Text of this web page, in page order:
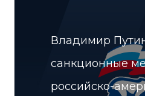
Владимир
санкционные
российско-